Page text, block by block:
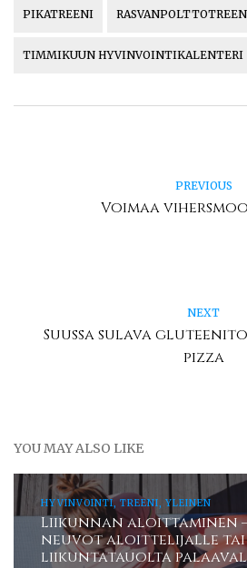
PIKATREENI
TIMMIKUUN HYVINVOINTIKALENTERI
PREVIOUS
Voimaa
NEXT
Suussa sulava
pizza
YOU MAY ALSO LIKE
HYVINVOINTI, TREENI, YLEINEN
Liikunnan aloittaminen
neuvot aloittelijalle tai
liikuntatauolta